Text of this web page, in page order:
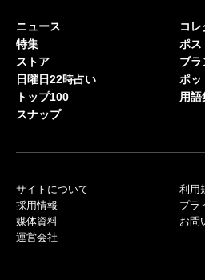
ニュース
特集
ストア
日曜日22時占い
トップ100
スナップ
コ
ポス
ブラ
ポッ
用語
サイトについて
採用情報
媒体資料
運営会社
利用
プラ
お問